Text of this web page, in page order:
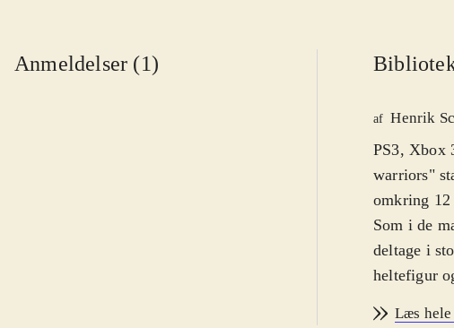
Anmeldelser (1)
af Henrik
PS3, Xbox
warriors"
omkring 12
Som i de
deltage i
heltefigur
Læs